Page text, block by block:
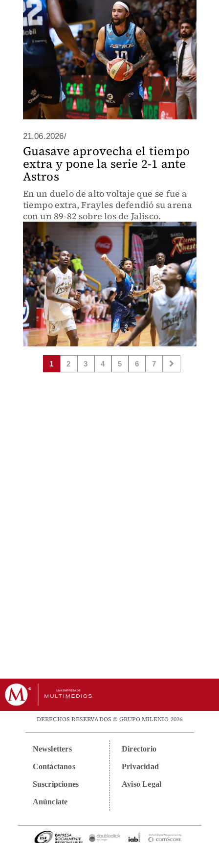
21.06.2026/
Guasave aprovecha el tiempo
extra y pone la serie 2-1 ante
Astros
En un duelo de alto voltaje que se fue a
tiempo extra, Frayles defendió su arena
con un 89-82 sobre los de Jalisco.
1 2 3 4 5 6 7
DERECHOS RESERVADOS © GRUPO MILENIO 2026
Newsletters
Contáctanos
Suscripciones
Anúnciate
Directorio
Privacidad
Aviso Legal